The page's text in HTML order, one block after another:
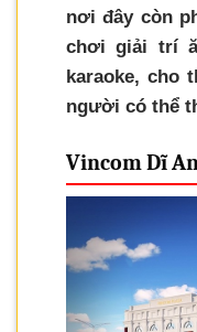
nơi đây còn
chơi giải trí
karaoke, cho
người có thể
Vincom Dĩ